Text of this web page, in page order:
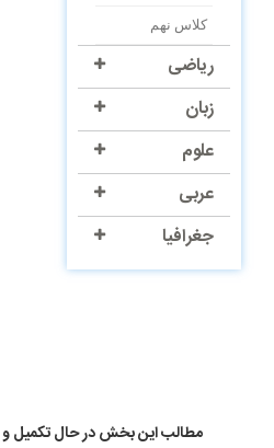
کلاس نهم
ریاضی
زبان
علوم
عربی
جغرافیا
مطالب این بخش در حال تکمیل و